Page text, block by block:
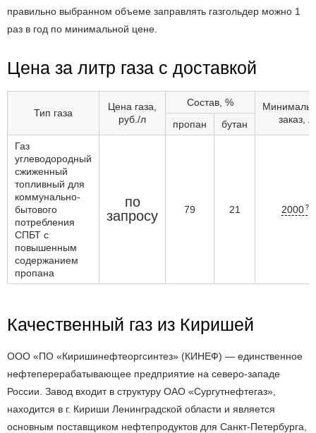
правильно выбранном объеме заправлять газгольдер можно 1
раз в год по минимальной цене.
Цена за литр газа с доставкой
Тип газа
Цена газа,
руб./л
Состав, %
заказ, л
пропан
бутан
Газ
углеводородный
сжиженный
топливный для
коммунально-
бытового
потребления
СПБТ с
повышенным
содержанием
пропана
по
запросу
79 21 2000
Качественный газ из Киришей
ООО «ПО «Киришинефтеоргсинтез» (КИНЕФ) — единственное
нефтеперерабатывающее предприятие на северо-западе
России. Завод входит в структуру ОАО «Сургутнефтегаз»,
находится в г. Кириши Ленинградской области и является
основным поставщиком нефтепродуктов для Санкт-Петербурга,